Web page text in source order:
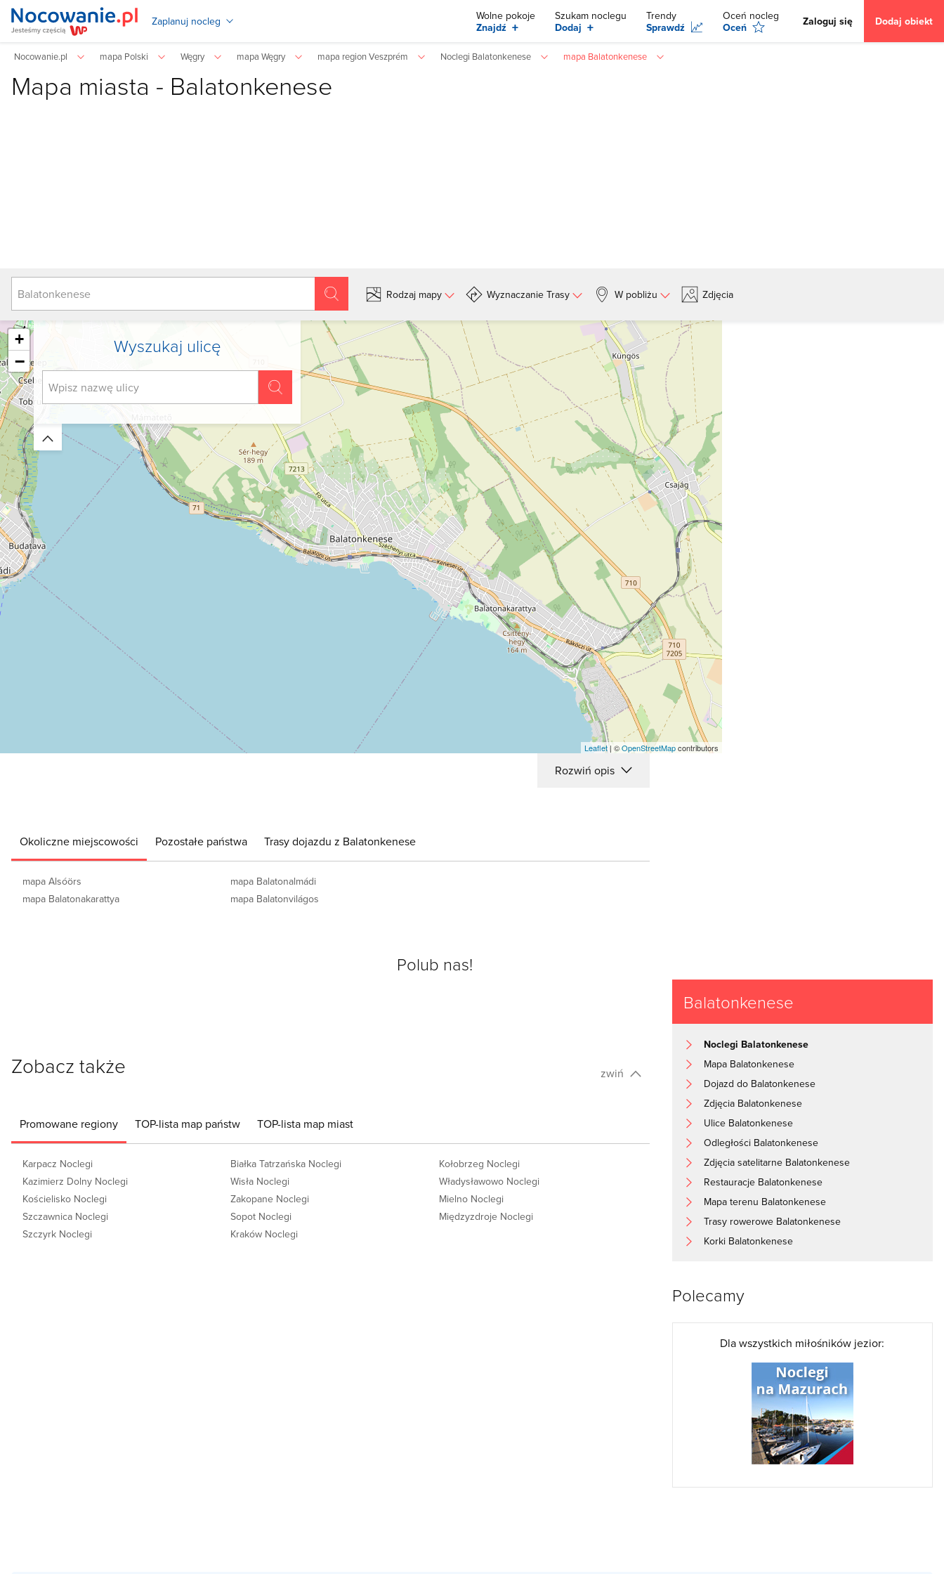
Zaplanuj nocleg
Wolne pokoje
Znajdź +
Szukam noclegu
Dodaj +
Trendy
Sprawdź
Oceń nocleg
Oceń
Zaloguj się Dodaj obiekt
Nocowanie.pl mapa Polski Węgry mapa Węgry mapa region Veszprém Noclegi Balatonkenese mapa Balatonkenese
Mapa miasta - Balatonkenese
Szukaj
Rodzaj mapy Wyznaczanie Trasy W pobliżu Zdjęcia
Wyszukaj ulicę
Szukaj
Zwiń/rozwiń
+
−
Leaflet| ©OpenStreetMapcontributors
Rozwiń opis
Okoliczne miejscowości Pozostałe państwa Trasy dojazdu z Balatonkenese
mapa Alsóörs
mapa Balatonakarattya
mapa Balatonalmádi
mapa Balatonvilágos
Polub nas!
Zobacz także zwiń
Promowane regiony TOP-lista map państw TOP-lista map miast
Karpacz Noclegi
Kazimierz Dolny Noclegi
Kościelisko Noclegi
Szczawnica Noclegi
Szczyrk Noclegi
Białka Tatrzańska Noclegi
Wisła Noclegi
Zakopane Noclegi
Sopot Noclegi
Kraków Noclegi
Kołobrzeg Noclegi
Władysławowo Noclegi
Mielno Noclegi
Międzyzdroje Noclegi
Balatonkenese
Noclegi Balatonkenese
Mapa Balatonkenese
Dojazd do Balatonkenese
Zdjęcia Balatonkenese
Ulice Balatonkenese
Odległości Balatonkenese
Zdjęcia satelitarne Balatonkenese
Restauracje Balatonkenese
Mapa terenu Balatonkenese
Trasy rowerowe Balatonkenese
Korki Balatonkenese
Polecamy
Dla wszystkich miłośników jezior: